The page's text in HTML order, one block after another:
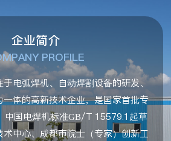
企业简介
PROFILE
电弧焊机、自动焊割设备的研发、
体的高新技术企业，是国家首批专
中国电焊机标准GB/T 15579.1起草
中心、成都市院士（专家）创新工